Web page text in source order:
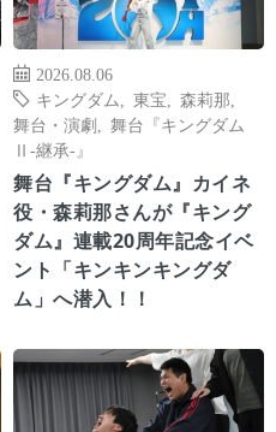
2026.08.06
キングダム
東宝 森莉那
舞台・演劇
舞台『キングダム
Ⅱ-継承-』
舞台『キングダム』カイネ
役・森莉那さんが『キング
ダム』連載20周年記念イベ
ント「キンキンキングダ
ム」へ潜入！！